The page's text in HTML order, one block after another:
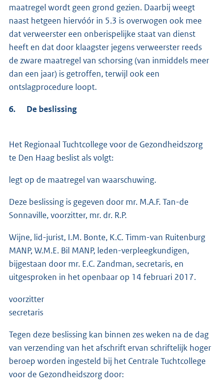
maatregel wordt geen grond gezien. Daarbij weegt
naast hetgeen hiervóór in 5.3 is overwogen ook mee
dat verweerster een onberispelijke staat van dienst
heeft en dat door klaagster jegens verweerster reeds
de zware maatregel van schorsing (van inmiddels meer
dan een jaar) is getroffen, terwijl ook een
ontslagprocedure loopt.
6. De beslissing
Het Regionaal Tuchtcollege voor de Gezondheidszorg
te Den Haag beslist als volgt:
legt op de maatregel van waarschuwing.
Deze beslissing is gegeven door mr. M.A.F. Tan-de
Sonnaville, voorzitter, mr. dr. R.P.
Wijne, lid-jurist, I.M. Bonte, K.C. Timm-van Ruitenburg
MANP, W.M.E. Bil MANP, leden-verpleegkundigen,
bijgestaan door mr. E.C. Zandman, secretaris, en
uitgesproken in het openbaar op 14 februari 2017.
voorzitter
secretaris
Tegen deze beslissing kan binnen zes weken na de dag
van verzending van het afschrift ervan schriftelijk hoger
beroep worden ingesteld bij het Centrale Tuchtcollege
voor de Gezond­heidszorg door: